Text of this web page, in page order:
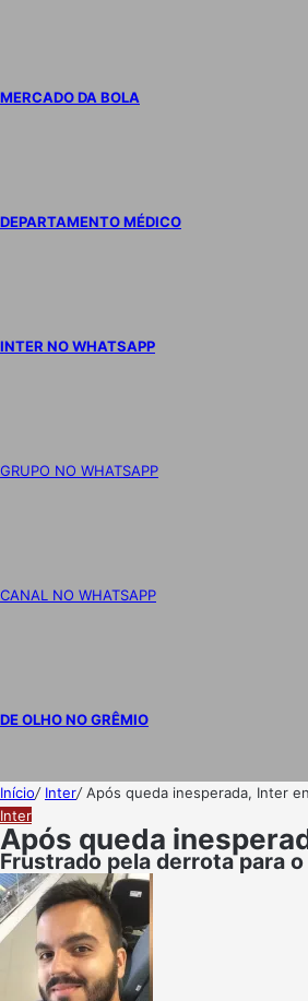
MERCADO DA BOLA
DEPARTAMENTO MÉDICO
INTER NO WHATSAPP
GRUPO NO WHATSAPP
CANAL NO WHATSAPP
DE OLHO NO GRÊMIO
Início/ Inter/Após queda inesperada, Inter
Inter
Após queda
Frustrado pela derrota para